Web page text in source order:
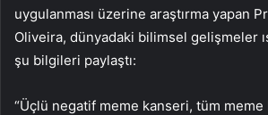
uygulanması üzerine araştırma yapan
Oliveira, dünyadaki bilimsel gelişmeler
şu bilgileri paylaştı:
“Üçlü negatif meme kanseri, tüm meme